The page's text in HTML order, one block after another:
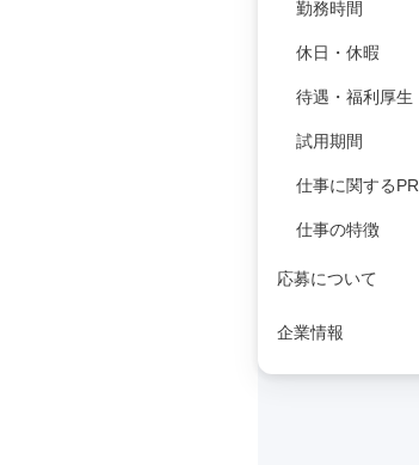
勤務時間
休日・休暇
待遇・福利厚生
試用期間
仕事に関するPR
仕事の特徴
応募について
企業情報